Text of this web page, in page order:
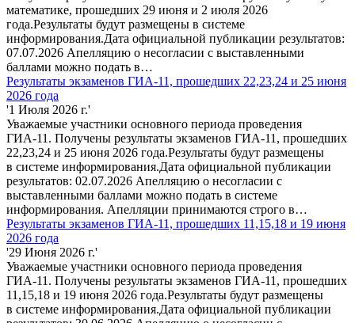
математике, прошедших 29 июня и 2 июля 2026
года.Результаты будут размещены в системе
информирования.Дата официальной публикации результатов:
07.07.2026 Апелляцию о несогласии с выставленными
баллами можно подать в…
Результаты экзаменов ГИА-11, прошедших 22,23,24 и 25 июня
2026 года
'1 Июля 2026 г.'
Уважаемые участники основного периода проведения
ГИА-11. Получены результаты экзаменов ГИА-11, прошедших
22,23,24 и 25 июня 2026 года.Результаты будут размещены
в системе информирования.Дата официальной публикации
результатов: 02.07.2026 Апелляцию о несогласии с
выставленными баллами можно подать в системе
информирования. Апелляции принимаются строго в…
Результаты экзаменов ГИА-11, прошедших 11,15,18 и 19 июня
2026 года
'29 Июня 2026 г.'
Уважаемые участники основного периода проведения
ГИА-11. Получены результаты экзаменов ГИА-11, прошедших
11,15,18 и 19 июня 2026 года.Результаты будут размещены
в системе информирования.Дата официальной публикации